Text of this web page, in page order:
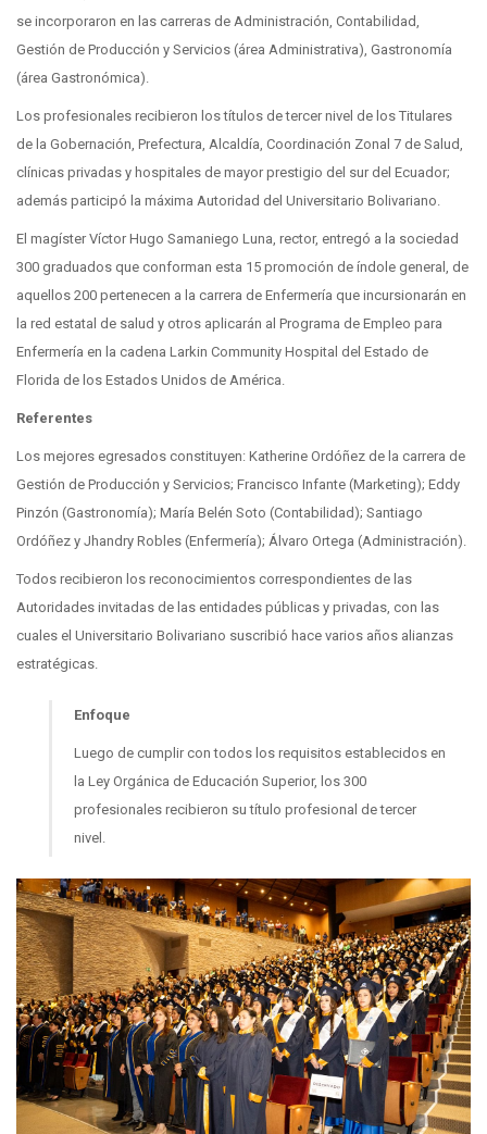
se incorporaron en las carreras de Administración, Contabilidad,
Gestión de Producción y Servicios (área Administrativa), Gastronomía
(área Gastronómica).
Los profesionales recibieron los títulos de tercer nivel de los Titulares
de la Gobernación, Prefectura, Alcaldía, Coordinación Zonal 7 de Salud,
clínicas privadas y hospitales de mayor prestigio del sur del Ecuador;
además participó la máxima Autoridad del Universitario Bolivariano.
El magíster Víctor Hugo Samaniego Luna, rector, entregó a la sociedad
300 graduados que conforman esta 15 promoción de índole general, de
aquellos 200 pertenecen a la carrera de Enfermería que incursionarán en
la red estatal de salud y otros aplicarán al Programa de Empleo para
Enfermería en la cadena Larkin Community Hospital del Estado de
Florida de los Estados Unidos de América.
Referentes
Los mejores egresados constituyen: Katherine Ordóñez de la carrera de
Gestión de Producción y Servicios; Francisco Infante (Marketing); Eddy
Pinzón (Gastronomía); María Belén Soto (Contabilidad); Santiago
Ordóñez y Jhandry Robles (Enfermería); Álvaro Ortega (Administración).
Todos recibieron los reconocimientos correspondientes de las
Autoridades invitadas de las entidades públicas y privadas, con las
cuales el Universitario Bolivariano suscribió hace varios años alianzas
estratégicas.
Enfoque
Luego de cumplir con todos los requisitos establecidos en
la Ley Orgánica de Educación Superior, los 300
profesionales recibieron su título profesional de tercer
nivel.